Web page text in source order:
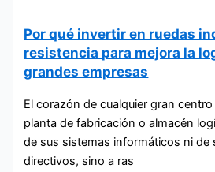
Por qué invertir en ruedas
resistencia para mejora la
grandes empresas
El corazón de cualquier gran
planta de fabricación o almacén
de sus sistemas informáticos ni de
directivos, sino a ras